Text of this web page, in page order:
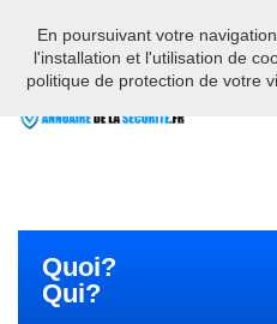
Bienvenue sur l'annuaire des
Quoi?
Qui?
En poursuivant votre
l'installation et l'utilisation de
politique de protection de votre